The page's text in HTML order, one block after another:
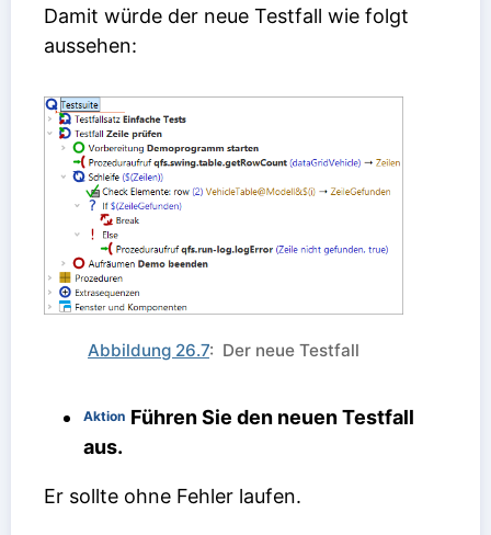
Damit würde der neue Testfall wie folgt
aussehen:
Abbildung 26.7: Der neue Testfall
Aktion Führen Sie den neuen Testfall
aus.
Er sollte ohne Fehler laufen.